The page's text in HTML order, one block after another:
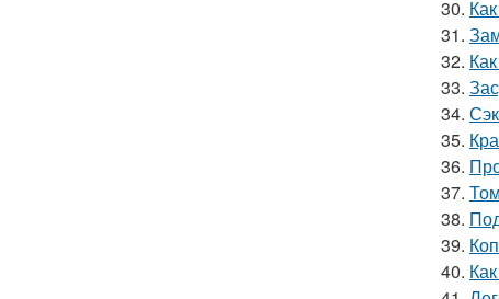
30.
31.
32.
33.
34.
35.
36.
37.
38.
39.
40.